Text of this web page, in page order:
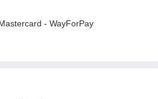
- WayForPay